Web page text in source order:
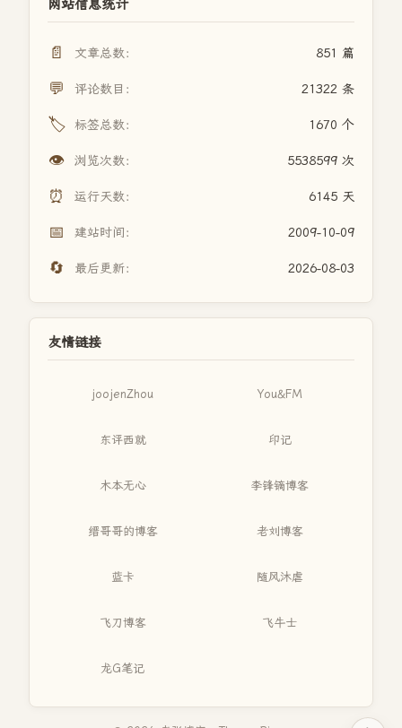
网站信息统计
📄 文章总数： 851 篇
💬 评论数目： 21322 条
🏷️ 标签总数： 1670 个
👁️ 浏览次数： 5538599 次
⏰ 运行天数： 6145 天
📅 建站时间： 2009-10-09
🔄 最后更新： 2026-08-03
友情链接
joojenZhou You&FM
东评西就 印记
木本无心 李锋镝博客
缙哥哥的博客 老刘博客
蓝卡 随风沐虐
飞刀博客 飞牛士
龙G笔记